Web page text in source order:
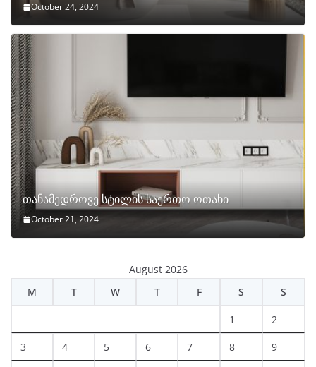
October 24, 2024
თანამედროვე სტილის საერთო ოთახი
October 21, 2024
August 2026
M
T W T F S S
1 2
3 4 5 6 7 8 9